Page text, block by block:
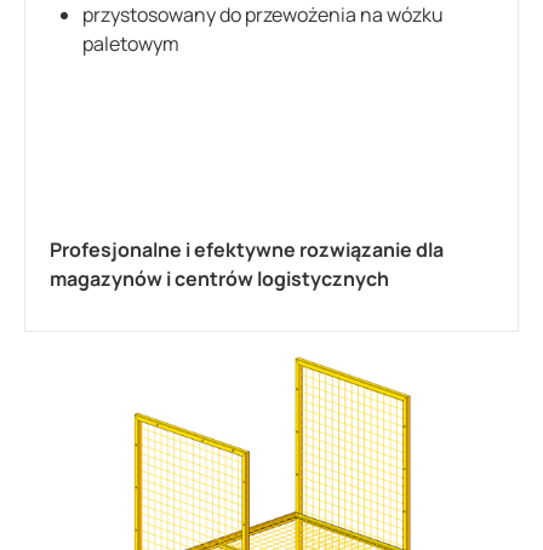
przystosowany do przewożenia na wózku
paletowym
Profesjonalne i efektywne rozwiązanie dla
magazynów i centrów logistycznych